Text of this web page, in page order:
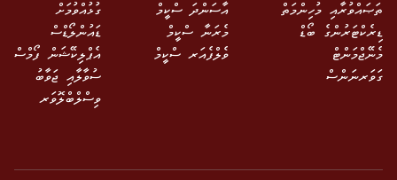
ތަޞައްވުރާއި މުހިންމަތް
ޑިރެކްޓަރުންގެ ބޯޑް
މެނޭޖްމަންޓް
ގަވަރނަންސް
އާސަންދަ ސްކީމް
މެރަނާ ސްކީމް
ވެލްފެއަރ ސްކީމް
ގުޅުއްވުމަށް
ޑައުންލޯޑްސް
އެޕްލިކޭޝަން ފޯމްސް
ސުވާލާއި ޖަވާބު
ވިސްލްބްލޮވަރ